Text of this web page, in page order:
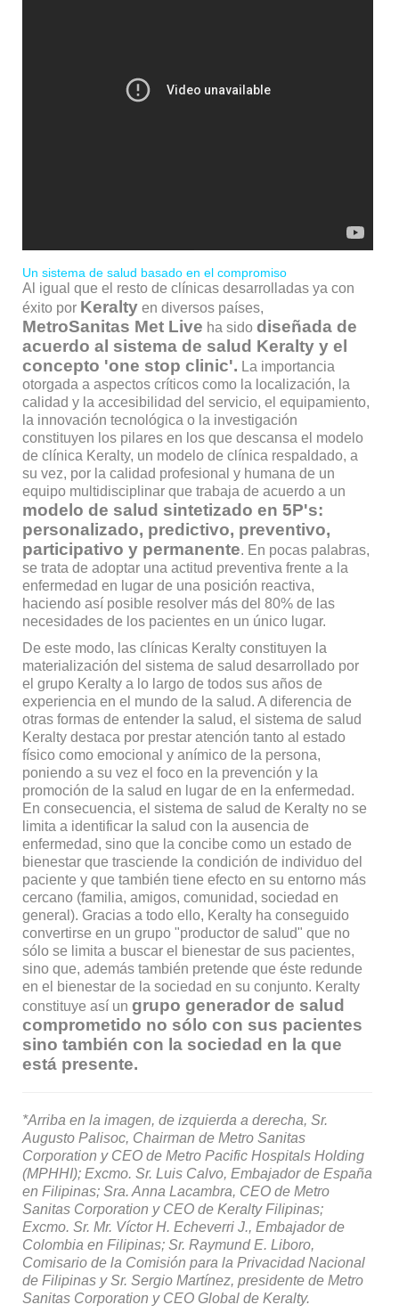
Un sistema de salud basado en el compromiso
Al igual que el resto de clínicas desarrolladas ya con
éxito por Keraltyen diversos países,
MetroSanitas Met Live ha sido diseñada de
acuerdo al sistema de salud Keralty y el
concepto 'one stop clinic'. La importancia
otorgada a aspectos críticos como la localización, la
calidad y la accesibilidad del servicio, el equipamiento,
la innovación tecnológica o la investigación
constituyen los pilares en los que descansa el modelo
de clínica Keralty, un modelo de clínica respaldado, a
su vez, por la calidad profesional y humana de un
equipo multidisciplinar que trabaja de acuerdo a un
modelo de salud sintetizado en 5P's:
personalizado, predictivo, preventivo,
participativo y permanente. En pocas palabras,
se trata de adoptar una actitud preventiva frente a la
enfermedad en lugar de una posición reactiva,
haciendo así posible resolver más del 80% de las
necesidades de los pacientes en un único lugar.
De este modo, las clínicas Keralty constituyen la
materialización del sistema de salud desarrollado por
el grupo Keralty a lo largo de todos sus años de
experiencia en el mundo de la salud. A diferencia de
otras formas de entender la salud, el sistema de salud
Keralty destaca por prestar atención tanto al estado
físico como emocional y anímico de la persona,
poniendo a su vez el foco en la prevención y la
promoción de la salud en lugar de en la enfermedad.
En consecuencia, el sistema de salud de Keralty no se
limita a identificar la salud con la ausencia de
enfermedad, sino que la concibe como un estado de
bienestar que trasciende la condición de individuo del
paciente y que también tiene efecto en su entorno más
cercano (familia, amigos, comunidad, sociedad en
general). Gracias a todo ello, Keralty ha conseguido
convertirse en un grupo "productor de salud" que no
sólo se limita a buscar el bienestar de sus pacientes,
sino que, además también pretende que éste redunde
en el bienestar de la sociedad en su conjunto. Keralty
constituye así un grupo generador de salud
comprometido no sólo con sus pacientes
sino también con la sociedad en la que
está presente.
*Arriba en la imagen, de izquierda a derecha, Sr.
Augusto Palisoc, Chairman de Metro Sanitas
Corporation y CEO de Metro Pacific Hospitals Holding
(MPHHI); Excmo. Sr. Luis Calvo, Embajador de España
en Filipinas; Sra. Anna Lacambra, CEO de Metro
Sanitas Corporation y CEO de Keralty Filipinas;
Excmo. Sr. Mr. Víctor H. Echeverri J., Embajador de
Colombia en Filipinas; Sr. Raymund E. Liboro,
Comisario de la Comisión para la Privacidad Nacional
de Filipinas y Sr. Sergio Martínez, presidente de Metro
Sanitas Corporation y CEO Global de Keralty.